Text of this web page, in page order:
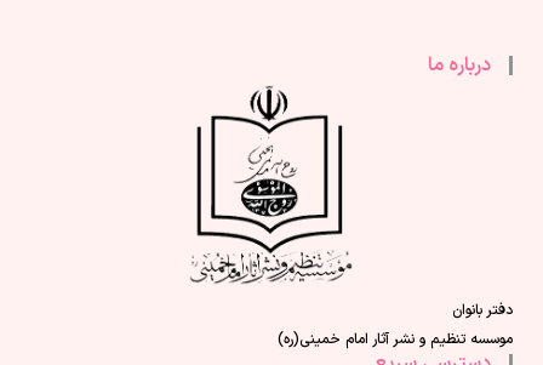
درباره ما
دفتر بانوان
موسسه تنظیم و نشر آثار امام خمینی(ره)